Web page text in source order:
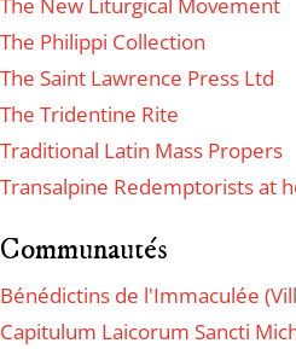
The Philippi Collection
The Saint Lawrence Press Ltd
The Tridentine Rite
Traditional Latin Mass Propers
Transalpine Redemptorists at
Communautés
Bénédictins de l'Immaculée
Capitulum Laicorum Sancti